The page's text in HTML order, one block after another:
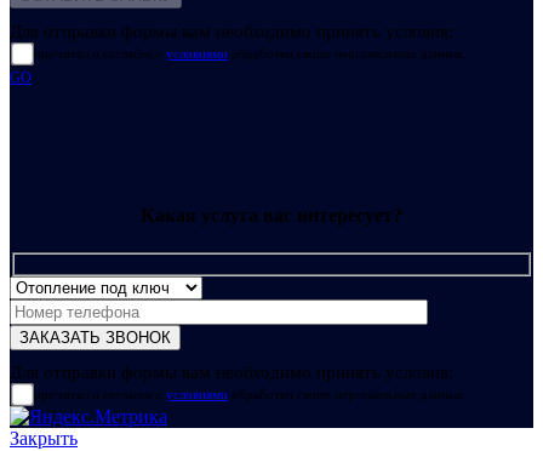
Для отправки формы вам необходимо принять условия:
прочитал и согласен с условиями обработки своих персональных данных
GO
Какая услуга вас интересует?
Для отправки формы вам необходимо принять условия:
прочитал и согласен с условиями обработки своих персональных данных
Закрыть